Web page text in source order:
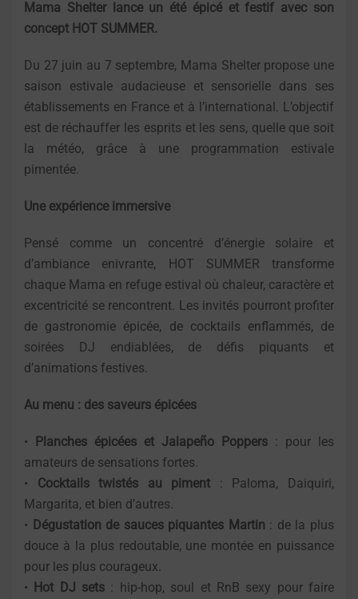
Mama Shelter lance un été épicé et festif avec son
concept HOT SUMMER.
Du 27 juin au 7 septembre, Mama Shelter propose une
saison estivale audacieuse et sensorielle dans ses
établissements en France et à l’international. L’objectif
est de réchauffer les esprits et les sens, quelle que soit
la météo, grâce à une programmation estivale
pimentée.
Une expérience immersive
Pensé comme un concentré d’énergie solaire et
d’ambiance enivrante, HOT SUMMER transforme
chaque Mama en refuge estival où chaleur, caractère et
excentricité se rencontrent. Les invités pourront profiter
de gastronomie épicée, de cocktails enflammés, de
soirées DJ endiablées, de défis piquants et
d’animations festives.
Au menu : des saveurs épicées
• Planches épicées et Jalapeño Poppers : pour les
amateurs de sensations fortes.
• Cocktails twistés au piment : Paloma, Daiquiri,
Margarita, et bien d’autres.
• Dégustation de sauces piquantes Martin : de la plus
douce à la plus redoutable, une montée en puissance
pour les plus courageux.
• Hot DJ sets : hip-hop, soul et RnB sexy pour faire